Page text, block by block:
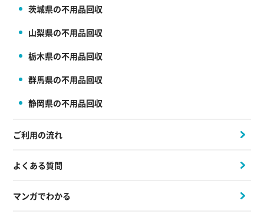
茨城県の不用品回収
山梨県の不用品回収
栃木県の不用品回収
群馬県の不用品回収
静岡県の不用品回収
ご利用の流れ
よくある質問
マンガでわかる